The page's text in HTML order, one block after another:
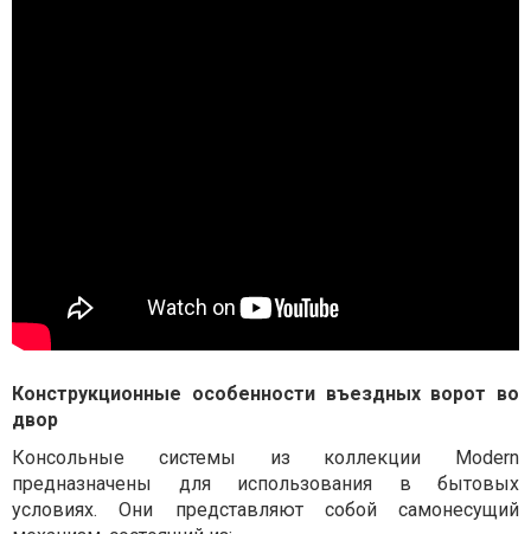
Конструкционные особенности въездных ворот во
двор
Консольные системы из коллекции Modern
предназначены для использования в бытовых
условиях. Они представляют собой самонесущий